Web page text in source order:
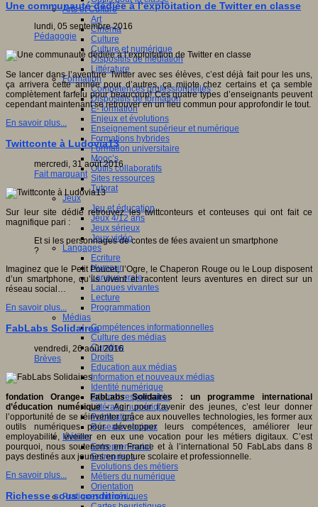
Arts et Culture
Art
Cinéma
Culture
Culture et numérique
Dispositifs de médiation
Littérature
Formation
Compétences professionnelles
Dispositifs de formation
E- formation
Enjeux et évolutions
Enseignement supérieur et numérique
Formations hybrides
Formation universitaire
Mooc’s
Outils collaboratifs
Sites ressources
Tutorat
Jeux
Jeu et éducation
Jeux 4/12 ans
Jeux sérieux
Jeux vidéo
Langages
Ecriture
Humour
Langue orale
Langues vivantes
Lecture
Programmation
Médias
Compétences informationnelles
Culture des médias
Curation
Droits
Education aux médias
Information et nouveaux médias
Identité numérique
Internet responsable
Littératie numérique
Publication
Réseaux sociaux
Métiers
Entrepreneuriat
Entreprises
Evolutions des métiers
Métiers du numérique
Orientation
Pratiques numériques
Une communauté dédiée à l’exploitation de Twitter en classe
lundi, 05 septembre 2016
Pédagogie
Se lancer dans l’aventure Twitter avec ses élèves, c’est déjà fait pour les uns,
ça arrivera cette année pour d’autres, ça mijote chez certains et ça semble
complètement farfelu pour beaucoup! Ces quatre types d’enseignants peuvent
cependant maintenant se retrouver en un lieu commun pour approfondir le tout.
En savoir plus...
Twittconte à Ludovia13
mercredi, 31 août 2016
Fait marquant
Sur leur site dédié retrouvez les twittconteurs et conteuses qui ont fait ce
magnifique pari :
Et si les personnages de contes de fées avaient un smartphone
?
Imaginez que le Petit Poucet, l’Ogre, le Chaperon Rouge ou le Loup disposent
d’un smartphone, qu’ils vivent et racontent leurs aventures en direct sur un
réseau social…
En savoir plus...
FabLabs Solidaires
vendredi, 26 août 2016
Brèves
fondation Orange- FabLabs Solidaires : un programme international
d’éducation numérique -Agir pour l’avenir des jeunes, c’est leur donner
l’opportunité de se réinventer grâce aux nouvelles technologies, les former aux
outils numériques pour développer leurs compétences, améliorer leur
employabilité, éveiller en eux une vocation pour les métiers digitaux. C’est
pourquoi, nous soutenons en France et à l’international 50 FabLabs dans 8
pays destinés aux jeunes en rupture scolaire et professionnelle.
En savoir plus...
Richesse sous condition...